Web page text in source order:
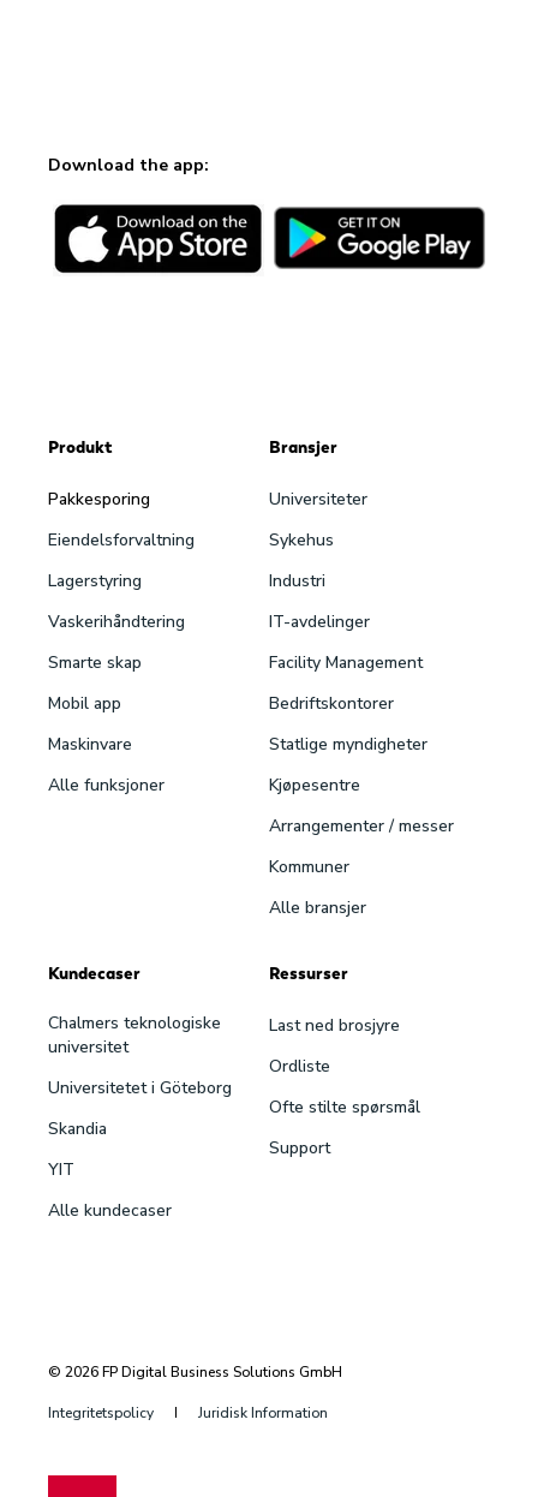
Download the app:
Produkt
Pakke­sporing
Eiendels­forvaltning
Lagerstyring
Vaskeri­håndtering
Smarte skap
Mobil app
Maskinvare
Alle funksjoner
Bransjer
Universiteter
Sykehus
Industri
IT-avdelinger
Facility Management
Bedriftskontorer
Statlige myndigheter
Kjøpesentre
Arrangementer / messer
Kommuner
Alle bransjer
Kundecaser
Chalmers teknologiske
universitet
Universitetet i Göteborg
Skandia
YIT
Alle kundecaser
Ressurser
Last ned brosjyre
Ordliste
Ofte stilte spørsmål
Support
© 2026 FP Digital Business Solutions GmbH
Integritetspolicy Juridisk Information